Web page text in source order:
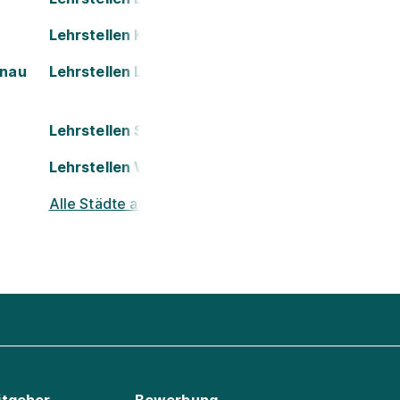
Lehrstellen Kapfenberg
Lehrstellen Leoben
Lehrstellen St. Pölten
Lehrstellen Wels
Alle Städte ansehen